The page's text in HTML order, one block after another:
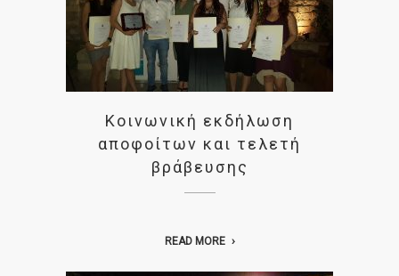
Kοινωνική εκδήλωση
αποφοίτων και τελετή
βράβευσης
READ MORE